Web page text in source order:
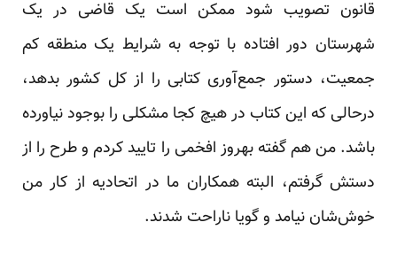
قانون تصویب شود ممکن است یک قاضی در یک
شهرستان دور افتاده با توجه به شرایط یک منطقه کم
جمعیت، دستور جمع‌آوری کتابی را از کل کشور بدهد،
درحالی که این کتاب در هیچ کجا مشکلی را بوجود نیاورده
باشد. من هم گفته بهروز افخمی را تایید کردم و طرح را از
دستش گرفتم، البته همکاران ما در اتحادیه از کار من
خوش‌شان نیامد و گویا ناراحت شدند.